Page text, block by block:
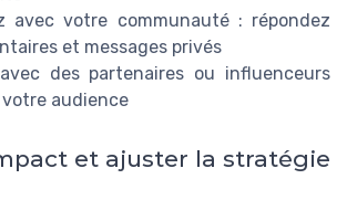
avec votre communauté : répondez
et messages privés
des partenaires ou influenceurs
audience
et ajuster la stratégie